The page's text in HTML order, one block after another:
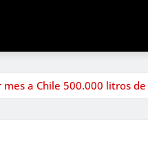
a Chile 500.000 litros